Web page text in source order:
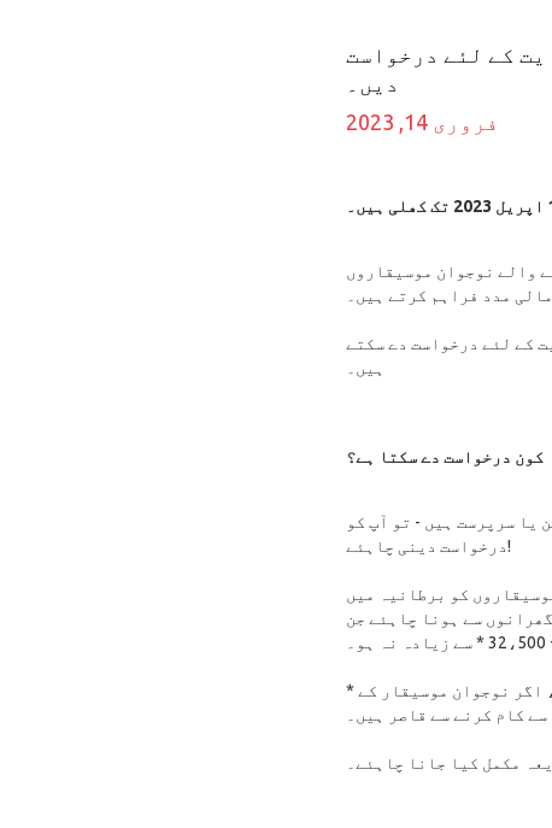
تک تعلیمی سال 2023/24 کے لئے حمایت کے لئے درخواست
دیں۔
فروری 14, 2023
والے نوجوان موسیقاروں
مدد فراہم کرتے ہیں۔
والدین اور سرپرست تعلیمی سال 2023/24 کے لئے حمایت کے لئے درخواست دے سکتے
کون درخواست دے سکتا ہے؟
یا سرپرست ہیں - تو آپ کو
درخواست دینی چاہئے!
کو برطانیہ میں
ہونا چاہئے، اور ان گھرانوں سے ہونا چاہئے جن
* جب گھریلو آمدنی £ 32،500 سے زیادہ ہو تو اضافی حالات پر غور کیا جاتا ہے - مثال کے طور پر ، اگر نوجوان موسیقار کے
کام کرنے سے قاصر ہیں۔